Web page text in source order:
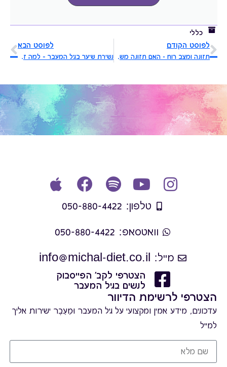
כללי
לפוסט הקודם
תזונה ומצב רוח - האם תזונה משפיעה על מצב הרוח שלנו?
לפוסט הבא
נשירת שיער בגיל המעבר – למה זה קורה ואיך נכון לטפל
טלפון: 050-880-4422
וואטסאפ: 050-880-4422
מייל: info@michal-diet.co.il
הצטרפי לקב' הפייסבוק
לנשים בגיל המעבר
הצטרפי לרשימת הדיוור
עדכונים, מידע אמין ומקצועי על גיל המעבר וּמֵעֵבֶר ישירות אליך
למייל